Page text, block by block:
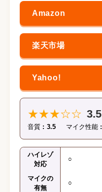
★★★☆☆ 3.5
音質 3.5 マイク性能
ハイレゾ
対応
○
マイクの
有無
○